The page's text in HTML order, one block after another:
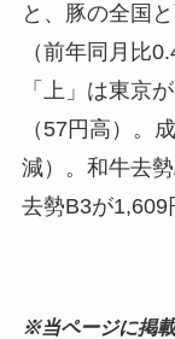
と、豚の全国
（前年同月比
「上」は東京
（57円高）。
減）。和牛去
去勢B3が1,609
※当ページに掲